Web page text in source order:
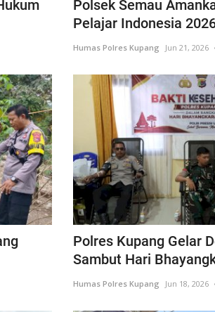
Polsek Semau
Pelajar Indonesia
Humas Polres Kupang Jun 21, 2026
Polres Kupang Gelar
Sambut Hari
Humas Polres Kupang Jun 18, 2026